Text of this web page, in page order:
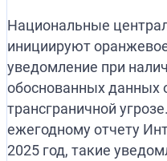
Национальные
инициируют
уведомление при
обоснованных данных
трансграничной
ежегодному отчету
2025 год, такие